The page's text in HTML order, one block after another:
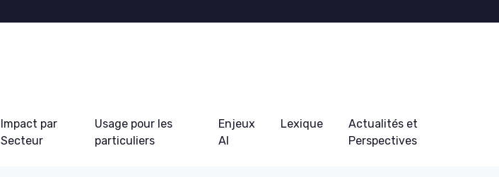
Impact par
Secteur
Usage pour les
particuliers
Enjeux
AI
Lexique
Actualités et
Perspectives